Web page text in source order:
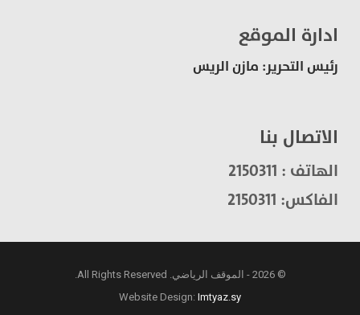
ادارة الموقع
رئيس التحرير: مازن الريس
الاتصال بنا
الهاتف : 2150311
الفاكس: 2150311
© 2026 - الموقف الرياضي. All Rights Reserved.
Website Design:Imtyaz.sy